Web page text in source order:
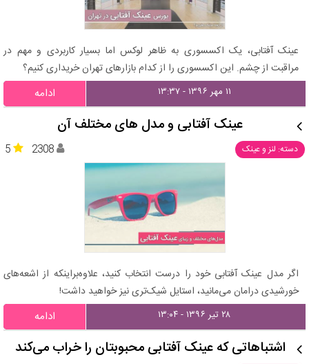
عینک آفتابی، یک اکسسوری به ظاهر لوکس اما بسیار کاربردی و مهم در
مراقبت از چشم. این اکسسوری را از کدام بازارهای تهران خریداری کنیم؟
۱۱ مهر ۱۳۹۶ - ۱۳:۳۷ ادامه
عینک آفتابی و مدل های مختلف آن
دسته: لنز و عینک 5 2308
اگر مدل عینک آفتابی خود را درست انتخاب کنید، علاوه‌براینکه از اشعه‌های
خورشیدی درامان می‌مانید، استایل شیک‌تری نیز خواهید داشت!
۲۸ تیر ۱۳۹۶ - ۱۳:۰۴ ادامه
اشتباهاتی که عینک آفتابی محبوبتان را خراب می‌کند